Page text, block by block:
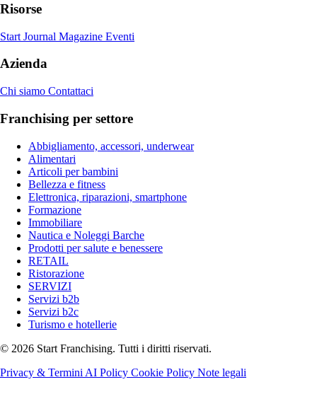
Risorse
Start Journal Magazine Eventi
Azienda
Chi siamo Contattaci
Franchising per settore
Abbigliamento, accessori, underwear
Alimentari
Articoli per bambini
Bellezza e fitness
Elettronica, riparazioni, smartphone
Formazione
Immobiliare
Nautica e Noleggi Barche
Prodotti per salute e benessere
RETAIL
Ristorazione
SERVIZI
Servizi b2b
Servizi b2c
Turismo e hotellerie
© 2026 Start Franchising. Tutti i diritti riservati.
Privacy & Termini AI Policy Cookie Policy Note legali